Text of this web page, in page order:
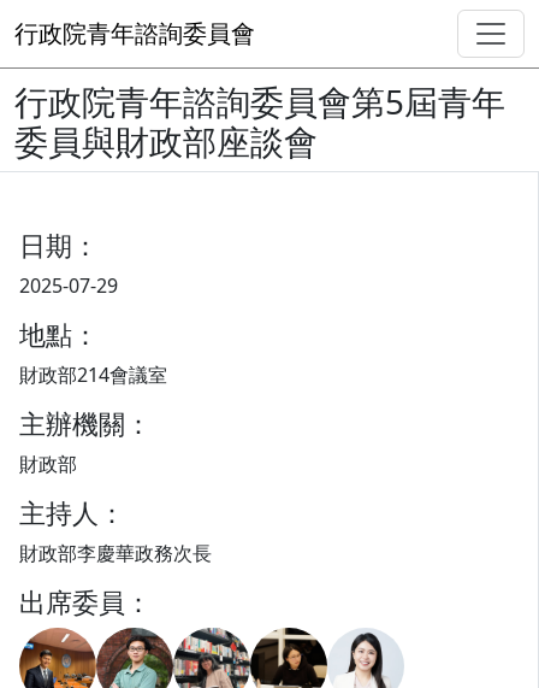
行政院青年諮詢委員會
行政院青年諮詢委員會第5屆青年
委員與財政部座談會
日期：
2025-07-29
地點：
財政部214會議室
主辦機關：
財政部
主持人：
財政部李慶華政務次長
出席委員：